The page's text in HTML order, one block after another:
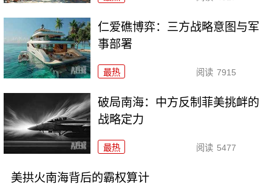
仁爱礁博弈：三方战略意图与军
事部署
最热 阅读 7915
破局南海：中方反制菲美挑衅的
战略定力
最热 阅读 5477
美拱火南海背后的霸权算计